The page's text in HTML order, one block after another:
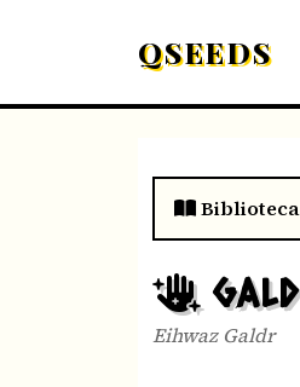
QSEEDS
Biblioteca
Eihwaz Galdr